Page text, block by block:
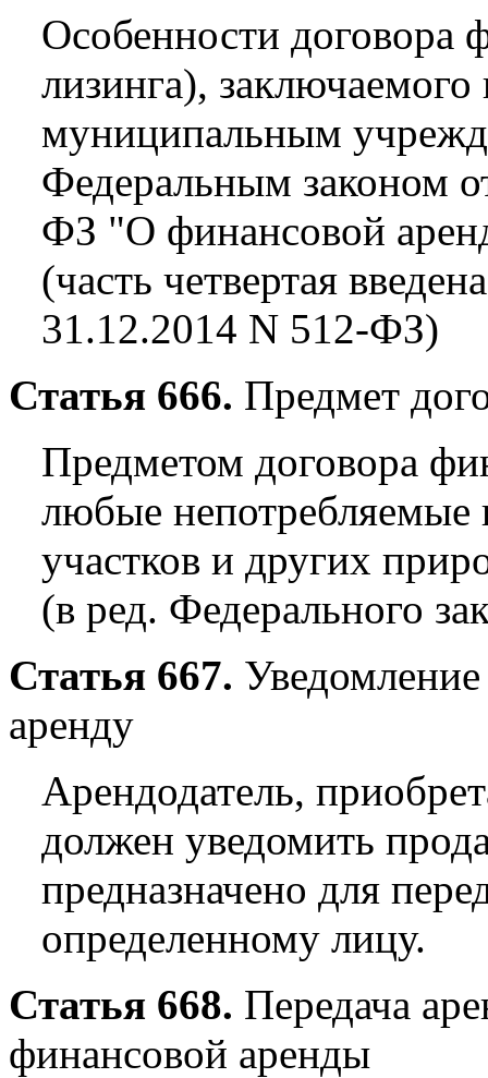
Особенности договора
лизинга),
муниципальным
Федеральным законом
ФЗ "О финансовой
(часть четвертая
31.12.2014 N 512-ФЗ)
Статья 666. Предмет
Предметом договора
любые
участков и других
(в ред. Федерального
Статья 667.
аренду
Арендодатель,
должен уведомить
предназначено для
определенному лицу.
Статья 668. Передача
финансовой аренды